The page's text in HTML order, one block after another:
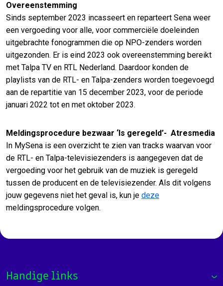
Overeenstemming
Sinds september 2023 incasseert en reparteert Sena weer
een vergoeding voor alle, voor commerciële doeleinden
uitgebrachte fonogrammen die op NPO-zenders worden
uitgezonden. Er is eind 2023 ook overeenstemming bereikt
met Talpa TV en RTL Nederland. Daardoor konden de
playlists van de RTL- en Talpa-zenders worden toegevoegd
aan de repartitie van 15 december 2023, voor de periode
januari 2022 tot en met oktober 2023.
Meldingsprocedure bezwaar ‘Is geregeld’- Atresmedia
In MySena is een overzicht te zien van tracks waarvan voor
de RTL- en Talpa-televisiezenders is aangegeven dat de
vergoeding voor het gebruik van de muziek is geregeld
tussen de producent en de televisiezender. Als dit volgens
jouw gegevens niet het geval is, kun je deze
meldingsprocedure volgen.
Handige links